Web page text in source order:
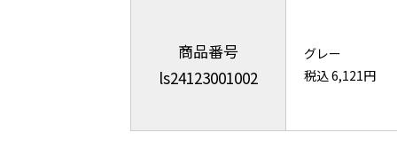
商品番号
ls24123001002
グレー
税込 6,121円